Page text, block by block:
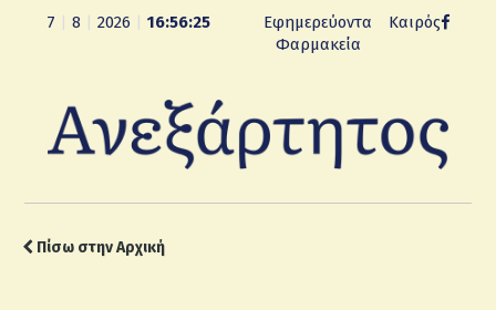
7 8 2026 16:56:26
Εφημερεύοντα
Φαρμακεία
Καιρός
Πίσω στην Αρχική